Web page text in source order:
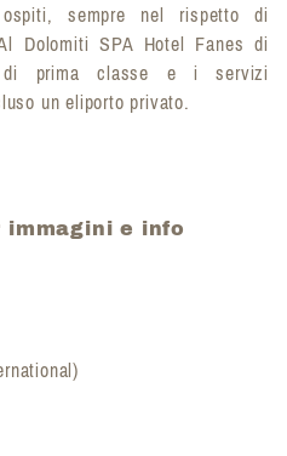
sempre nel rispetto di
Dolomiti SPA Hotel Fanes di
di prima classe e i servizi
un eliporto privato.
e info